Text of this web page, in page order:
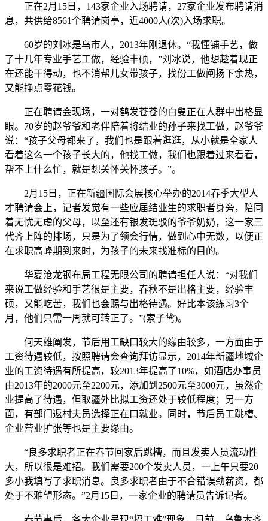
正在2月15日，143家企业入场聘请，27家企业发布聘请消
息，共供给8561个聘请岗亭，近4000人(次)入场求职。
60岁的刘冰是乌市人，2013年刚退休。“我懂铺手艺，做
了十几年专业手艺工做，经验丰硕，”刘冰说，他想趁着现正
在还能干得动，也不消帮儿女带孩子，找份工做阐扬下余热，
又能挣点零花钱。
正在聘请会现场，一对鹤发苍苍的白叟正在人群中出格显
眼。70岁的赵爷爷和老伴陪着将结业的孙子来找工做，赵爷爷
说：“孩子父母都来了，我们也是跟着逛逛，从小就是全家人
看着这么一个孩子长大的，他找工做，我们也跟着过来看看，
帮不上什么忙，就是想关怀关怀孩子。”。
2月15日，正在新疆国际会展核心举办的2014春季大型人
才聘请会上，记者发觉有一些应届结业生的求职者身旁，陪同
着无忧无虑的父母，以至还有银发斑驳的爷爷奶奶，这一家三
代齐上阵的排场，只是为了领会行情，做到心中无数，以便正
在求职高峰期到来时，为孩子的未来找准标的目的。
华夏沧龙钢布局工程无限公司的聘请担任人说：“对我们
来说工做经验和手艺很是主要，春秋不是出格主要，经验丰
硕，又能吃苦，我们也会赐与出格待遇。好比本该练习3个
月，他们只需一周就可转正了。”(索子鸷)。
何天雄阐发，节后用工缺口较大的缘由较多，一方面由于
工资待遇较低，按照聘请会查询拜访显示，2014年新疆地域企
业的工资待遇有所提高，较2013年提高了10%，如酒店办事员
由2013年的2000元至2200元，添加到2500元至3000元，虽然企
业提高了待遇，但取疆外比拟工资还处于较低程度；另一方
面，有部门返村夫员选择正在口就业。同时，节后员工跳槽、
企业营业扩张等也是主要缘由。
“良多求职者正在春节回家后跳槽，而且发卖人员流动性
大，所以很是难招。我们需要200个发卖人员，一上午只要20
多小我填写了求职消息。良多求职者由于不合错误劲薪资，都
处于不雅望形态。”2月15日，一家企业的聘请员告诉记者。